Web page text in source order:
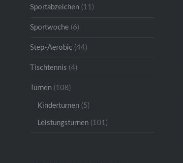
Sportabzeichen(11)
Sportwoche(6)
Step-Aerobic(44)
Tischtennis (4)
Turnen(108)
Kinderturnen(5)
Leistungsturnen(101)